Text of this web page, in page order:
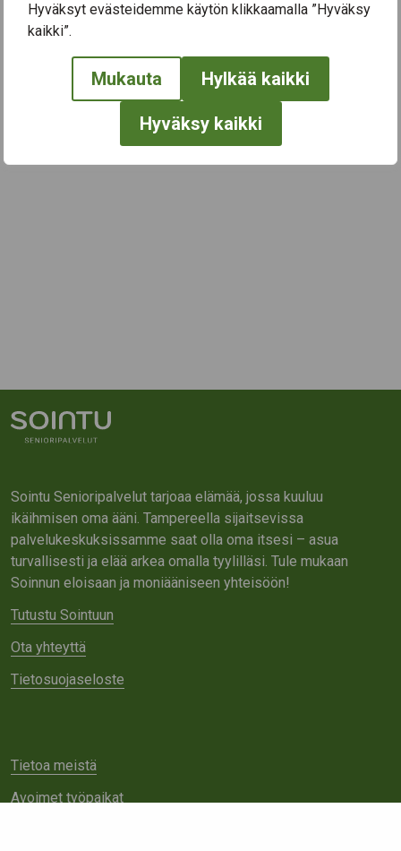
Hyväksyt evästeidemme käytön klikkaamalla ”Hyväksy
kaikki”.
Mukauta Hylkää kaikki
Hyväksy kaikki
← Näytä kaikki tapahtumat
Sointu Senioripalvelut tarjoaa elämää, jossa kuuluu
ikäihmisen oma ääni. Tampereella sijaitsevissa
palvelukeskuksissamme saat olla oma itsesi – asua
turvallisesti ja elää arkea omalla tyylilläsi. Tule mukaan
Soinnun eloisaan ja moniääniseen yhteisöön!
Tutustu Sointuun
Ota yhteyttä
Tietosuojaseloste
Tietoa meistä
Avoimet työpaikat